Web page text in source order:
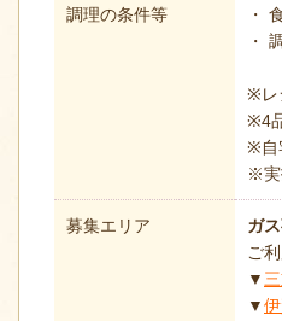
調理の条件等
・
・
※レ
※4
※自
※実
募集エリア
ガ
ご
▼
▼